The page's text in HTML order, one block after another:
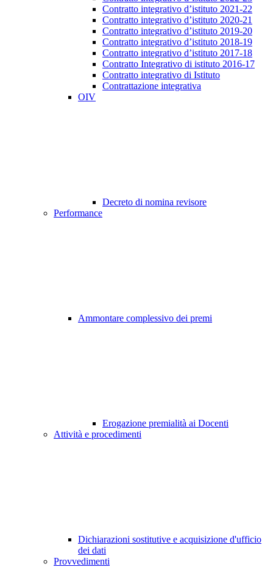
Contratto integrativo d’istituto 2021-22
Contratto integrativo d’istituto 2020-21
Contratto integrativo d’istituto 2019-20
Contratto integrativo d’istituto 2018-19
Contratto integrativo d’istituto 2017-18
Contratto Integrativo di istituto 2016-17
Contratto integrativo di Istituto
Contrattazione integrativa
OIV
Decreto di nomina revisore
Performance
Ammontare complessivo dei premi
Erogazione premialità ai Docenti
Attività e procedimenti
Dichiarazioni sostitutive e acquisizione d'ufficio
dei dati
Provvedimenti